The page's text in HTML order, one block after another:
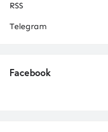
RSS
Telegram
Facebook